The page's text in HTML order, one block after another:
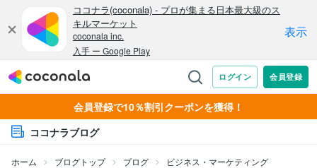
会員登録で10％割引クーポンを獲得！
ココナラブログ
ホーム ブログトップ ブログ ビジネス・マーケティング